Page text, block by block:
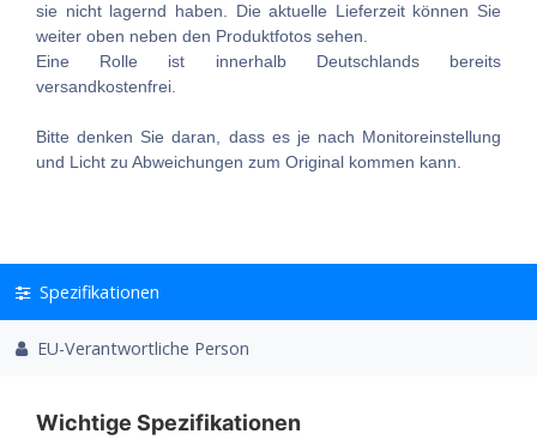
sie nicht lagernd haben. Die aktuelle Lieferzeit können Sie
weiter oben neben den Produktfotos sehen.
Eine Rolle ist innerhalb Deutschlands bereits
versandkostenfrei.
Bitte denken Sie daran, dass es je nach Monitoreinstellung
und Licht zu Abweichungen zum Original kommen kann.
Spezifikationen
EU-Verantwortliche Person
Wichtige Spezifikationen